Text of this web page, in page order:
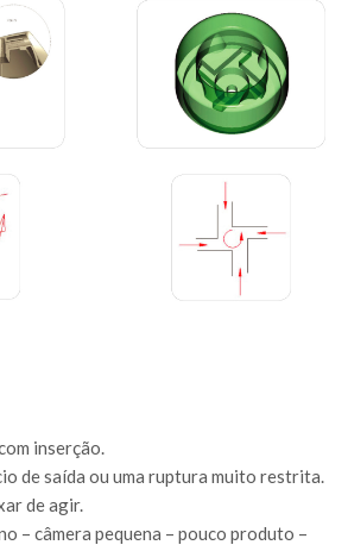
inserção.
de saída ou uma ruptura muito restrita.
de agir.
– câmera pequena – pouco produto –